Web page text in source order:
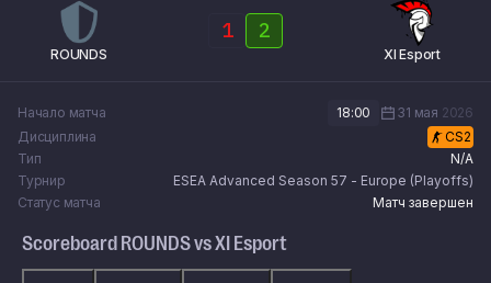
ROUNDS
1 2
XI Esport
Начало матча 18:00 31 мая 2026
Дисциплина
CS2
Тип
N/A
Турнир
ESEA Advanced Season 57 - Europe (Playoffs)
Статус матча
Матч завершен
Scoreboard ROUNDSvsXI Esport